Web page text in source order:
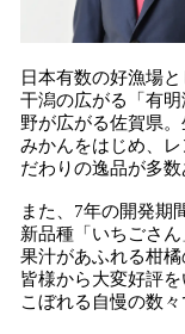
日本有数の好漁場
干潟の広がる「有
野が広がる佐賀県
みかんをはじめ、
だわりの逸品が多数
また、7年の開発期
新品種「いちごさ
果汁があふれる柑
皆様から大変好評
こぼれる自慢の数々